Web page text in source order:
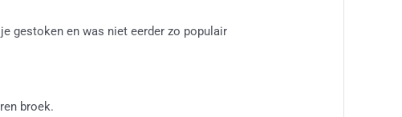
gestoken en was niet eerder zo populair
broek.